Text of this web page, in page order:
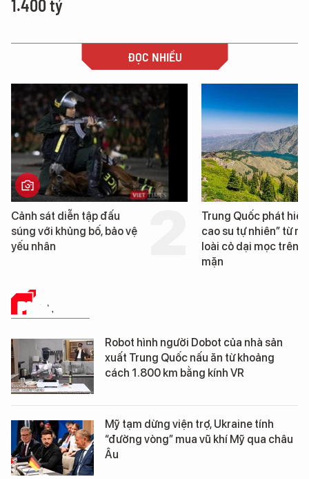
1.400 tỷ
ĐỌC NHIỀU
Trung Quốc phát hiện “mỏ
cao su tự nhiên” từ một
loài cỏ dại mọc trên đất
Loạt dự án bất động
Đà Nẵng sắp bị kiểm
PHÂN TÍCH
Robot hình người Dobot của nhà sản
xuất Trung Quốc nấu ăn từ khoảng
cách 1.800 km bằng kính VR
Mỹ tạm dừng viện trợ, Ukraine tính
“đường vòng” mua vũ khí Mỹ qua châu
Âu